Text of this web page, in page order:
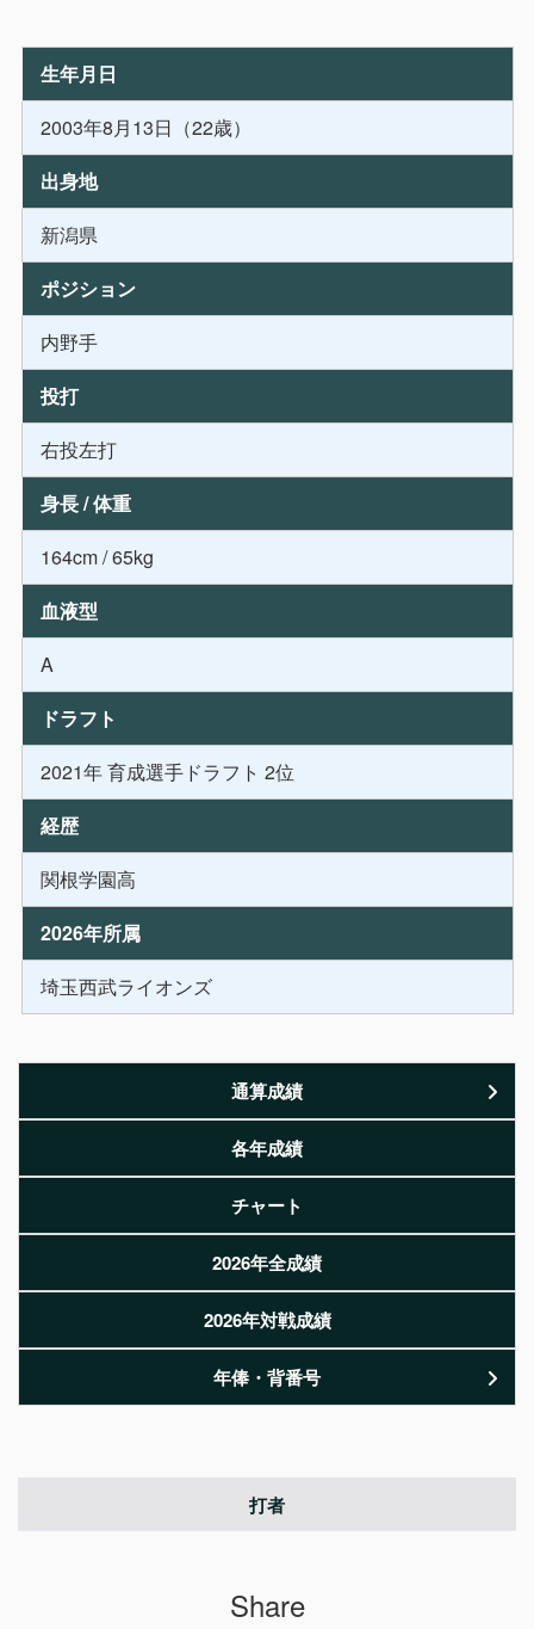
生年月日
2003年8月13日（22歳）
出身地
新潟県
ポジション
内野手
投打
右投左打
身長 / 体重
164cm / 65kg
血液型
A
ドラフト
2021年 育成選手ドラフト 2位
経歴
関根学園高
2026年所属
埼玉西武ライオンズ
通算成績
各年成績
チャート
2026年全成績
2026年対戦成績
年俸・背番号
打者
Share